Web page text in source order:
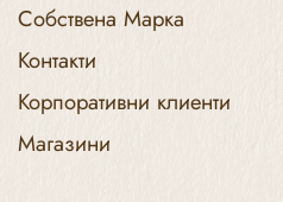
Собствена Марка
Контакти
Корпоративни клиенти
Магазини